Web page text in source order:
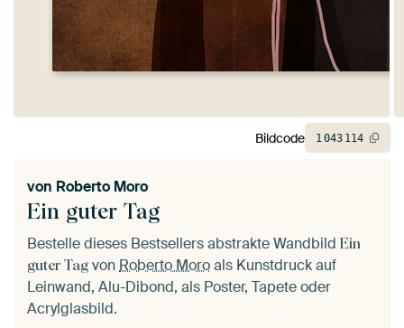
Ein guter Tag
von Roberto Moro
Bestelle dieses Bestsellers abstrakte Wandbild Ein
guter Tag vonRoberto Moroals Kunstdruck auf
Leinwand, Alu-Dibond, als Poster, Tapete oder
Acrylglasbild.
Bildcode 1043 114